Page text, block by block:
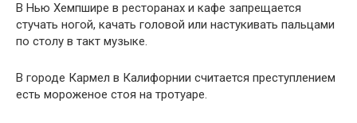
В Нью Хемпшире в ресторанах и кафе запрещается
стучать ногой, качать головой или настукивать пальцами
по столу в такт музыке.
В городе Кармел в Калифорнии считается преступлением
есть мороженое стоя на тротуаре.